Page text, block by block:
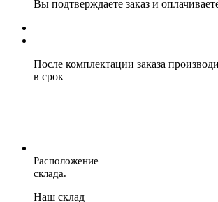
Вы подтверждаете заказ и
После комплектации заказа
в срок
Расположение
склада.
Наш склад